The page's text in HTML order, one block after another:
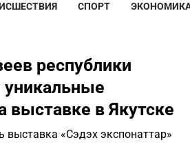
СПОРТ
республики
уникальные
выставке в Якутске
выставка «Сэдэх экспонаттар»